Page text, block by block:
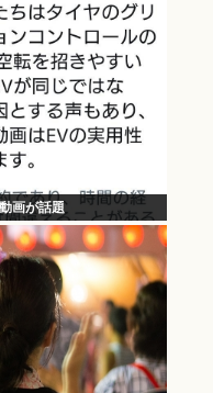
画が話題